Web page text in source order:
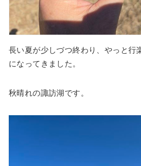
長い夏が少しづつ終わり、やっと行
になってきました。
秋晴れの諏訪湖です。